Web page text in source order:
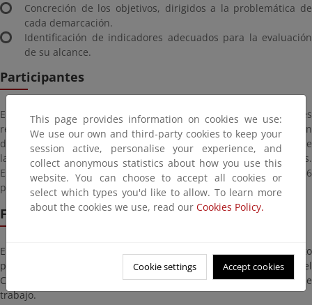
Concreción de los objetivos, dirigidos a la problemática de
cada demarcación.
Identificación de indicadores adecuados para la evaluación
de su alcance.
Participantes
El seminario está dirigido a los representantes de los sectores
relacionados con el mar, así como ONGs dedicadas a la protección
del medio marino. También estarán presentes representantes de
la administración pública e instituciones técnicas y científicas.
Esta tercera edición del seminario ha congregado a 66
participantes.
Formato
En esta ocasión el seminario se ha desarrollado en formato
presencial. Los asistentes se han reunido en las instalaciones del
CENEAM para participar en todas las sesiones y grupos de
trabajo.
This page provides information on cookies we use:
We use our own and third-party cookies to keep your
session active, personalise your experience, and
collect anonymous statistics about how you use this
website. You can choose to accept all cookies or
select which types you'd like to allow. To learn more
about the cookies we use, read our Cookies Policy.
Cookie settings Accept cookies